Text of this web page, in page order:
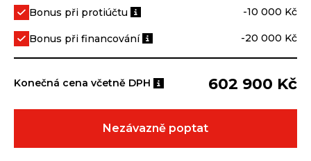
Bonus při protiúčtu -10 000 Kč
Bonus při financování -20 000 Kč
Konečná cena včetně DPH 602 900 Kč
Nezávazně poptat